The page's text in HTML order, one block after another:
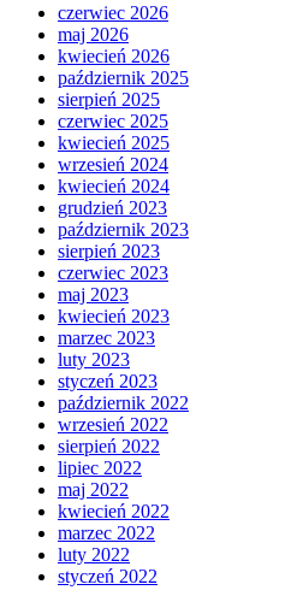
czerwiec 2026
maj 2026
kwiecień 2026
październik 2025
sierpień 2025
czerwiec 2025
kwiecień 2025
wrzesień 2024
kwiecień 2024
grudzień 2023
październik 2023
sierpień 2023
czerwiec 2023
maj 2023
kwiecień 2023
marzec 2023
luty 2023
styczeń 2023
październik 2022
wrzesień 2022
sierpień 2022
lipiec 2022
maj 2022
kwiecień 2022
marzec 2022
luty 2022
styczeń 2022